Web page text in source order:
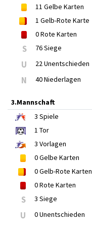
11 Gelbe Karten
1 Gelb-Rote Karte
0Rote Karten
S 76 Siege
U 22 Unentschieden
N 40 Niederlagen
3.Mannschaft
3 Spiele
1 Tor
3 Vorlagen
0Gelbe Karten
0Gelb-Rote Karten
0Rote Karten
S 3 Siege
U 0 Unentschieden